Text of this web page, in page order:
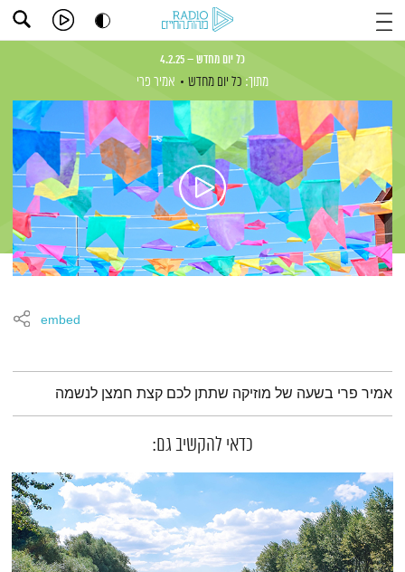
כל יום מחדש – 4.2.25
מתוך: כל יום מחדש אמיר פרי
embed
תמצית הפודקאסט
אמיר פרי בשעה של מוזיקה שתתן לכם קצת חמצן לנשמה
כדאי להקשיב גם: